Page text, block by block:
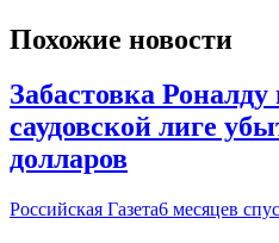
Похожие новости
Забастовка Роналду
саудовской лиге
долларов
Российская Газета6 месяцев